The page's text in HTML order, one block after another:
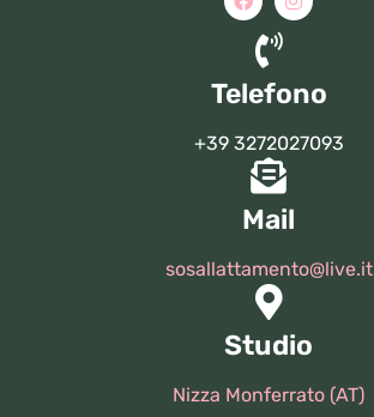
Telefono
+39 3272027093
Mail
sosallattamento@live.it
Studio
Nizza Monferrato (AT)